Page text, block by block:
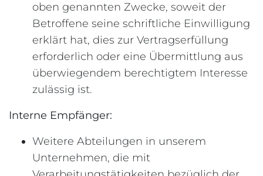
oben genannten Zwecke, soweit der
Betroffene seine schriftliche Einwilligung
erklärt hat, dies zur Vertragserfüllung
erforderlich oder eine Übermittlung aus
überwiegendem berechtigtem Interesse
zulässig ist.
Interne Empfänger:
Weitere Abteilungen in unserem
Unternehmen, die mit